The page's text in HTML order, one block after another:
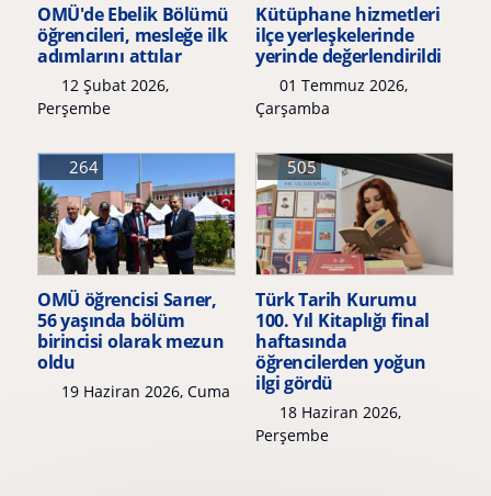
OMÜ'de Ebelik Bölümü
öğrencileri, mesleğe ilk
adımlarını attılar
12 Şubat 2026,
Perşembe
Kütüphane hizmetleri
ilçe yerleşkelerinde
yerinde değerlendirildi
01 Temmuz 2026,
Çarşamba
OMÜ öğrencisi Sarıer,
56 yaşında bölüm
birincisi olarak mezun
oldu
19 Haziran 2026, Cuma
264
Türk Tarih Kurumu
100. Yıl Kitaplığı final
haftasında
öğrencilerden yoğun
ilgi gördü
18 Haziran 2026,
Perşembe
505